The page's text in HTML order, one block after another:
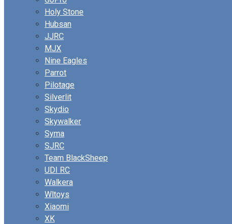
Holy Stone
Hubsan
JJRC
MJX
Nine Eagles
Parrot
Pilotage
Silverlit
Skydio
Skywalker
Syma
SJRC
Team BlackSheep
UDI RC
Walkera
Wltoys
Xiaomi
XK